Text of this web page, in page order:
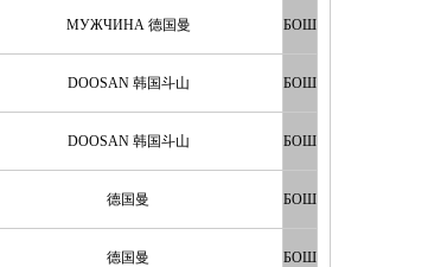
МУЖЧИНА 德国曼 БОШ
DOOSAN 韩国斗山 БОШ
DOOSAN 韩国斗山 БОШ
德国曼 БОШ
德国曼 БОШ